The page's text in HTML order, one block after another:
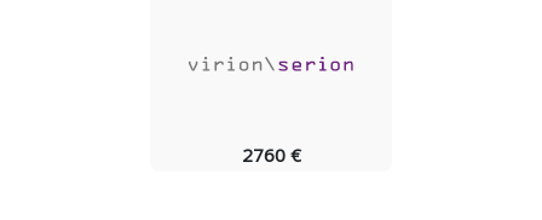
2760 €